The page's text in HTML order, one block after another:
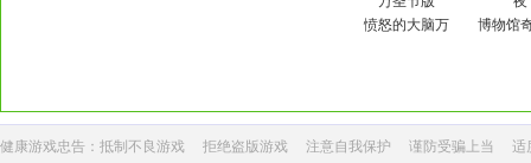
愤怒的大脑万
博物馆
健康游戏忠告：抵制不良游戏 拒绝盗版游戏 注意自我保护 谨防受骗上当 适